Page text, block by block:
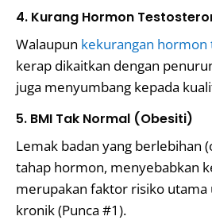
4. Kurang Hormon
Walaupun kekurangan
kerap dikaitkan dengan
juga menyumbang kepada
5. BMI Tak Normal (Obesiti)
Lemak badan yang berlebihan
tahap hormon, menyebabkan
merupakan faktor risiko
kronik (Punca #1).